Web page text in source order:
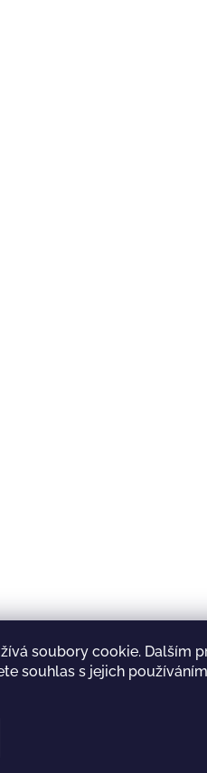
soubory cookie. Dalším
souhlas s jejich